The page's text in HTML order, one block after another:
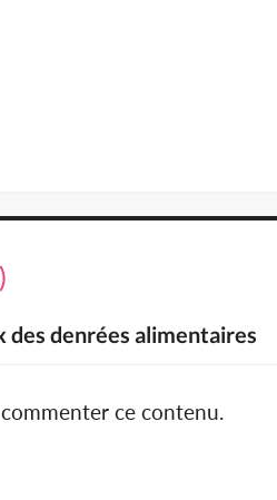
des denrées alimentaires
ce contenu.